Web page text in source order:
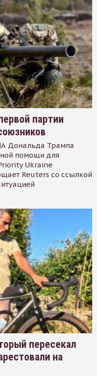
партии
Дональда Трампа
помощи для
Ukraine
Reuters со ссылкой
пересекал
на